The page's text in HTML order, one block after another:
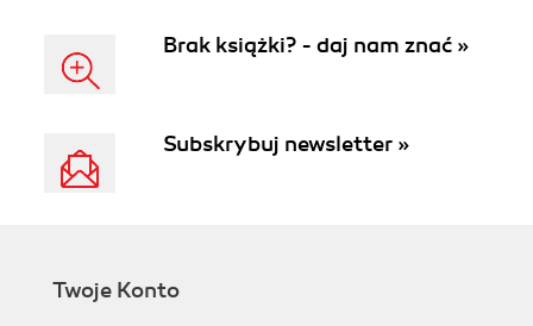
Brak książki? - daj nam znać »
Subskrybuj newsletter »
Twoje Konto